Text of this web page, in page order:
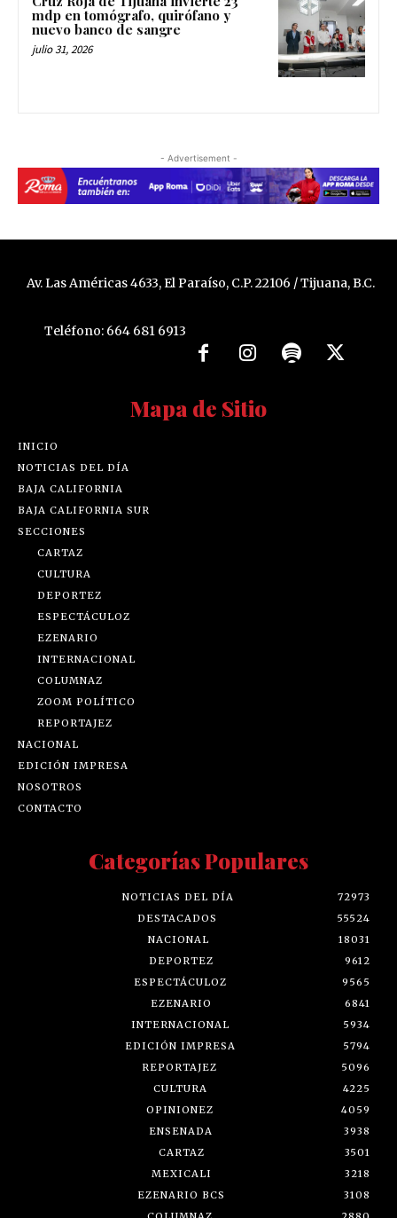
mdp en tomógrafo, quirófano y
nuevo banco de sangre
julio 31, 2026
- Advertisement -
Av. Las Américas 4633, El Paraíso, C.P. 22106 / Tijuana, B.C.
Teléfono: 664 681 6913
Mapa de Sitio
INICIO
NOTICIAS DEL DÍA
BAJA CALIFORNIA
BAJA CALIFORNIA SUR
SECCIONES
CARTAZ
CULTURA
DEPORTEZ
ESPECTÁCULOZ
EZENARIO
INTERNACIONAL
COLUMNAZ
ZOOM POLÍTICO
REPORTAJEZ
NACIONAL
EDICIÓN IMPRESA
NOSOTROS
CONTACTO
Categorías Populares
NOTICIAS DEL DÍA
72973
DESTACADOS
55524
NACIONAL
18031
DEPORTEZ
9612
ESPECTÁCULOZ
9565
EZENARIO
6841
INTERNACIONAL
5934
EDICIÓN IMPRESA
5794
REPORTAJEZ
5096
CULTURA
4225
OPINIONEZ
4059
ENSENADA
3938
CARTAZ
3501
MEXICALI
3218
EZENARIO BCS
3108